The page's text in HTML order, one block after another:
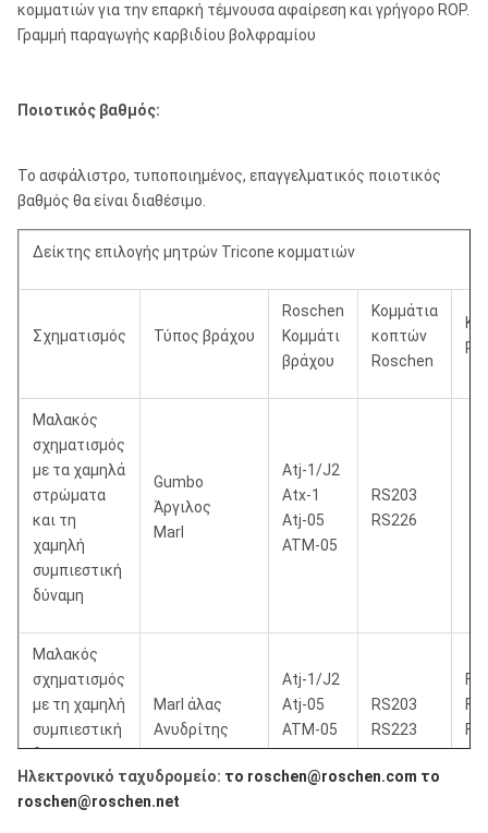
κομματιών για την επαρκή τέμνουσα αφαίρεση και γρήγορο ROP.
Γραμμή παραγωγής καρβιδίου βολφραμίου
Ποιοτικός βαθμός:
Το ασφάλιστρο, τυποποιημένος, επαγγελματικός ποιοτικός
βαθμός θα είναι διαθέσιμο.
Δείκτης επιλογής μητρών Tricone κομματιών
Σχηματισμός Τύπος βράχου
Roschen
Κομμάτι
βράχου
Κομμάτια
κοπτών
Roschen
Μαλακός
σχηματισμός
με τα χαμηλά
στρώματα
και τη
χαμηλή
συμπιεστική
δύναμη
Gumbo
Άργιλος
Marl
Atj-1/J2
Atx-1
Atj-05
ATM-05
RS203
RS226
Μαλακός
σχηματισμός
με τη χαμηλή
συμπιεστική
δύναμη και
το υψηλό
drillability
Marl άλας
Ανυδρίτης
Σχιστόλιθος
Atj-1/J2
Atj-05
ATM-05
Atj-11
ATM-11
RS203
RS223
RS226
Ηλεκτρονικό ταχυδρομείο: το roschen@roschen.com το
roschen@roschen.net